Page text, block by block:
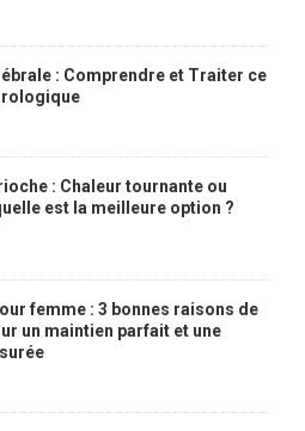
: Comprendre et Traiter ce
: Chaleur tournante ou
est la meilleure option ?
femme : 3 bonnes raisons de
un maintien parfait et une